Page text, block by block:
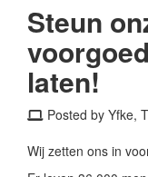
Steun
laten!
Posted by Yfke,
Wij zetten ons in